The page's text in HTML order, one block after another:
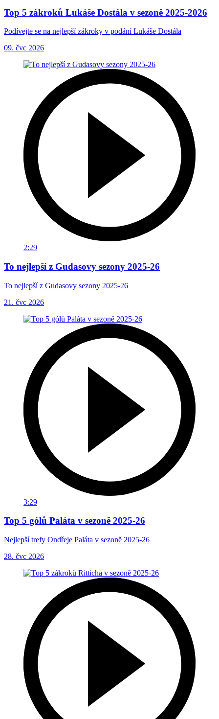
Top 5 zákroků Lukáše Dostála v sezoně 2025-2026
Podívejte se na nejlepší zákroky v podání Lukáše Dostála
09. čvc 2026
2:29
To nejlepší z Gudasovy sezony 2025-26
To nejlepší z Gudasovy sezony 2025-26
21. čvc 2026
3:29
Top 5 gólů Paláta v sezoně 2025-26
Nejlepší trefy Ondřeje Paláta v sezoně 2025-26
28. čvc 2026